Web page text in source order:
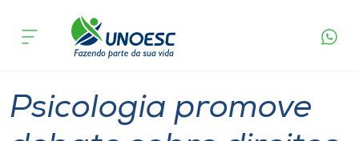
Cursos
Pesquisa
acontece
Psicologia promove